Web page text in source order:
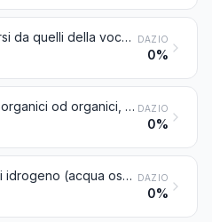
Isotopi diversi da quelli della voce 2844; loro composti inorganici od organici, di costituzione chimica definita o no DAZIO
0%
Composti, inorganici od organici, dei metalli delle terre rare, dell'ittrio o dello scandio o di miscele di tali metalli DAZIO
0%
Perossido di idrogeno (acqua ossigenata) anche solidificato con urea DAZIO
0%